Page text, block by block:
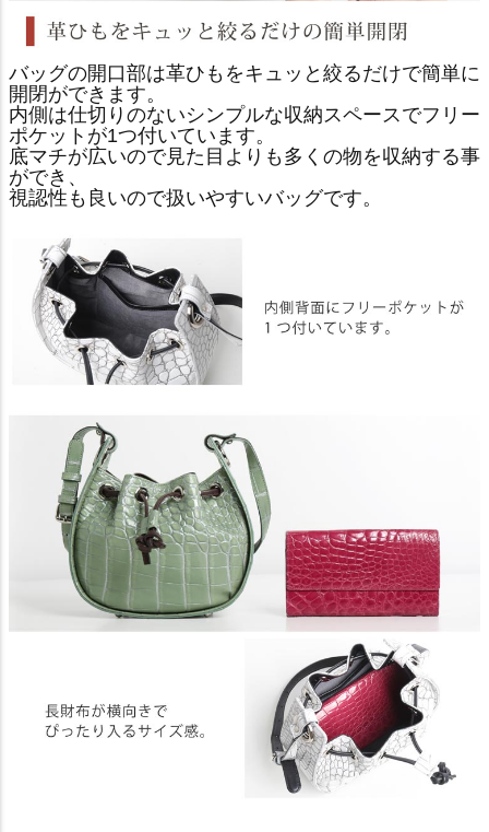
バッグの開口部は革ひもをキュッと絞るだけで簡単に
開閉ができます。
内側は仕切りのないシンプルな収納スペースでフリー
ポケットが1つ付いています。
底マチが広いので見た目よりも多くの物を収納する事
ができ、
視認性も良いので扱いやすいバッグです。